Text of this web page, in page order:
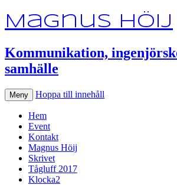
Magnus Höij
Kommunikation,
samhälle
Meny Hoppa till innehåll
Hem
Event
Kontakt
Magnus Höij
Skrivet
Tågluff 2017
Klocka2